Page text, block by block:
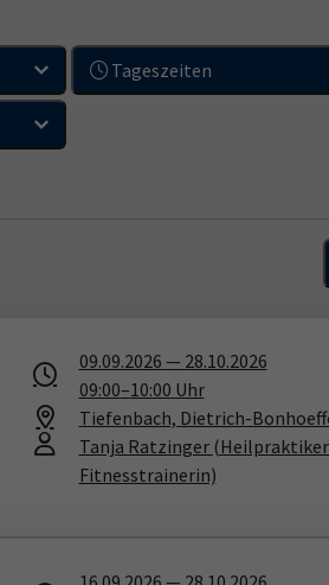
Tageszeiten
09.09.2026 — 28.10.2026
09:00–10:00 Uhr
Tiefenbach, Dietrich-
Tanja Ratzinger
Fitnesstrainerin)